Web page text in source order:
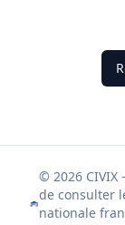
© 2026
de consulter
nationale